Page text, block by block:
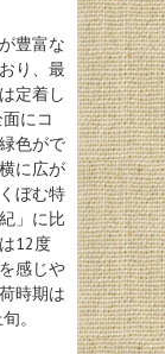
豊富な
り、最
定着し
にコ
色がで
に広が
ぼむ特
」に比
12度
感じや
時期は
。